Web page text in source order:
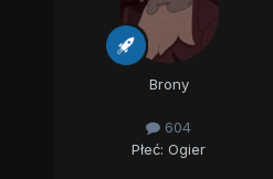
Brony
604
Płeć: Ogier